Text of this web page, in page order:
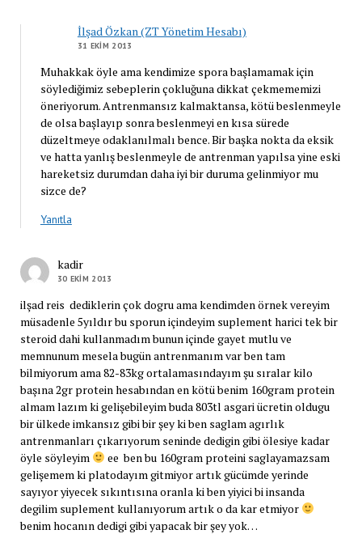
İlşad Özkan (ZT Yönetim Hesabı)
31 EKIM 2013
Muhakkak öyle ama kendimize spora başlamamak için
söylediğimiz sebeplerin çokluğuna dikkat çekmememizi
öneriyorum. Antrenmansız kalmaktansa, kötü beslenmeyle
de olsa başlayıp sonra beslenmeyi en kısa sürede
düzeltmeye odaklanılmalı bence. Bir başka nokta da eksik
ve hatta yanlış beslenmeyle de antrenman yapılsa yine eski
hareketsiz durumdan daha iyi bir duruma gelinmiyor mu
sizce de?
Yanıtla
kadir
30 EKIM 2013
ilşad reis dediklerin çok dogru ama kendimden örnek vereyim
müsadenle 5yıldır bu sporun içindeyim suplement harici tek bir
steroid dahi kullanmadım bunun içinde gayet mutlu ve
memnunum mesela bugün antrenmanım var ben tam
bilmiyorum ama 82-83kg ortalamasındayım şu sıralar kilo
başına 2gr protein hesabından en kötü benim 160gram protein
almam lazım ki gelişebileyim buda 803tl asgari ücretin oldugu
bir ülkede imkansız gibi bir şey ki ben saglam agırlık
antrenmanları çıkarıyorum seninde dedigin gibi ölesiye kadar
öyle söyleyim
ee ben bu 160gram proteini saglayamazsam
gelişemem ki platodayım gitmiyor artık gücümde yerinde
sayıyor yiyecek sıkıntısına oranla ki ben yiyici bi insanda
degilim suplement kullanıyorum artık o da kar etmiyor
benim hocanın dedigi gibi yapacak bir şey yok…